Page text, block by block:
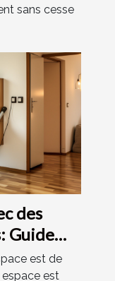
sans cesse
des
Guide
est de
est